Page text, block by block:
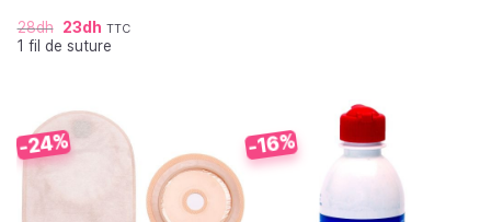
28dh 23dh TTC
1 fil de suture
-24% -16%